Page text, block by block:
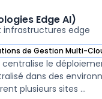
Edge AI)
infrastructures edge
dans cette catégorie
de Gestion Multi-
NativeEdge (part of Dell
le
dans des
secteur manufacturier, du retail ou de l’énergie gèrent plusieurs sites ...